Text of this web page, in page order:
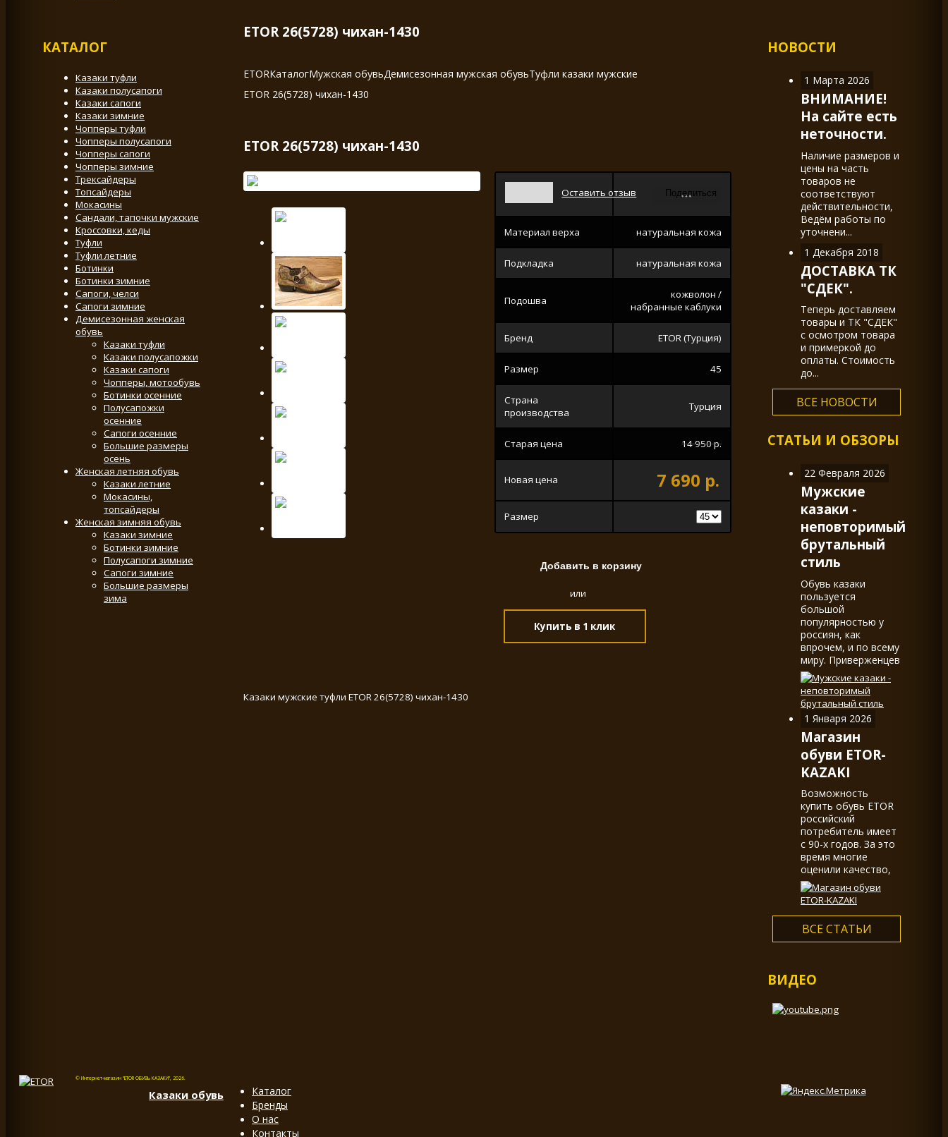
КАТАЛОГ
Казаки туфли
Казаки полусапоги
Казаки сапоги
Казаки зимние
Чопперы туфли
Чопперы полусапоги
Чопперы сапоги
Чопперы зимние
Трексайдеры
Топсайдеры
Мокасины
Сандали, тапочки мужские
Кроссовки, кеды
Туфли
Туфли летние
Ботинки
Ботинки зимние
Сапоги, челси
Сапоги зимние
Демисезонная женская
обувь
Казаки туфли
Казаки полусапожки
Казаки сапоги
Чопперы, мотообувь
Ботинки осенние
Полусапожки
осенние
Сапоги осенние
Большие размеры
осень
Женская летняя обувь
Казаки летние
Мокасины,
топсайдеры
Женская зимняя обувь
Казаки зимние
Ботинки зимние
Полусапоги зимние
Сапоги зимние
Большие размеры
зима
ETOR 26(5728) чихан-1430
ETORКаталогМужская обувьДемисезонная мужская обувьТуфли казаки мужские
ETOR 26(5728) чихан-1430
ETOR 26(5728) чихан-1430
Оставить отзыв
Материал верха натуральная кожа
Подкладка натуральная кожа
Подошва
кожволон /
набранные каблуки
Бренд ETOR (Турция)
Размер 45
Страна
производства
Турция
Старая цена 14 950 р.
Новая цена 7 690 р.
Размер
или
Купить в 1 клик
Казаки мужские туфли ETOR 26(5728) чихан-1430
НОВОСТИ
1 Марта 2026
ВНИМАНИЕ!
На сайте есть
неточности.
Наличие размеров и
цены на часть
товаров не
соответствуют
действительности,
Ведём работы по
уточнени...
1 Декабря 2018
ДОСТАВКА ТК
"СДЕК".
Теперь доставляем
товары и ТК "СДЕК"
с осмотром товара
и примеркой до
оплаты. Стоимость
до...
ВСЕ НОВОСТИ
СТАТЬИ И ОБЗОРЫ
22 Февраля 2026
Мужские
казаки -
неповторимый
брутальный
стиль
Обувь казаки
пользуется
большой
популярностью у
россиян, как
впрочем, и по всему
миру. Приверженцев
обуви в стиле
western, в наших
краях называемой
казаками,
действительно не
мало.
1 Января 2026
Магазин
обуви ETOR-
KAZAKI
Возможность
купить обувь ETOR
российский
потребитель имеет
с 90-х годов. За это
время многие
оценили качество,
долговечность,
большой выбор и
многообразие
ассортимента...
ВСЕ СТАТЬИ
ВИДЕО
© Интернет-магазин "ETOR ОБУВЬ КАЗАКИ", 2026.
Казаки обувь
Каталог
Бренды
О нас
Контакты